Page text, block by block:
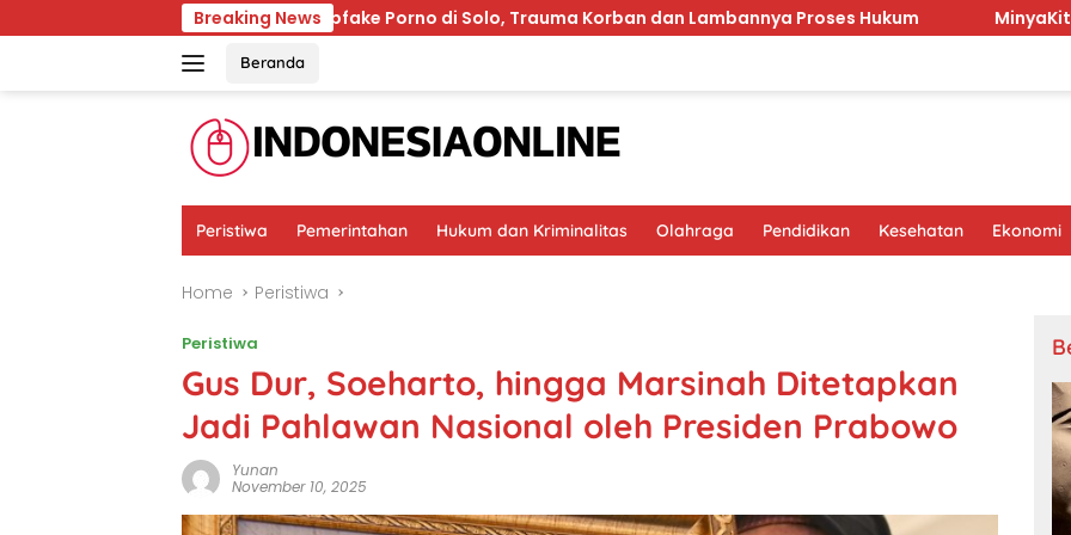
to
Breaking News
Deepfake Porno di Solo, Trauma Korban dan Lambannya Proses Hukum MinyaKita Bau Minyak
Beranda
Peristiwa Pemerintahan Hukum dan Kriminalitas Olahraga Pendidikan Kesehatan Ekonomi
Home Peristiwa
Peristiwa
Gus Dur, Soeharto, hingga Marsinah Ditetapkan
Jadi Pahlawan Nasional oleh Presiden Prabowo
Yunan
November 10, 2025